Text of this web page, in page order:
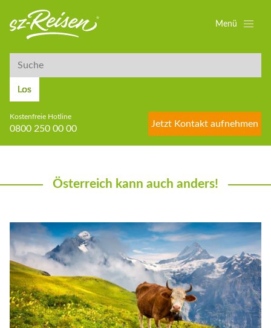
Suche
Los
Kostenfreie Hotline
0800 250 00 00
Jetzt Kontakt aufnehmen
Menü
Österreich kann auch anders!